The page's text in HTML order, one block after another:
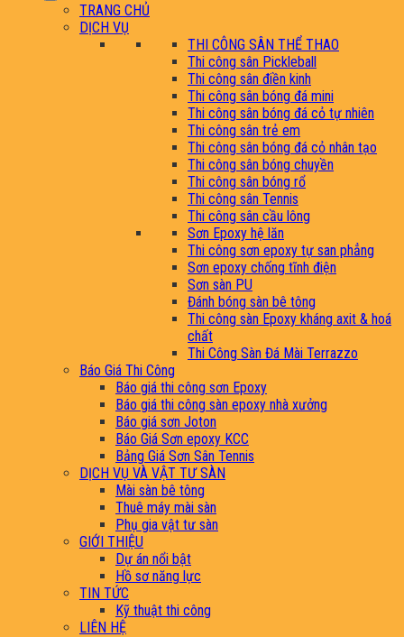
TRANG CHỦ
DỊCH VỤ
THI CÔNG SÂN THỂ THAO
Thi công sân Pickleball
Thi công sân điền kinh
Thi công sân bóng đá mini
Thi công sân bóng đá cỏ tự nhiên
Thi công sân trẻ em
Thi công sân bóng đá cỏ nhân tạo
Thi công sân bóng chuyền
Thi công sân bóng rổ
Thi công sân Tennis
Thi công sân cầu lông
Sơn Epoxy hệ lăn
Thi công sơn epoxy tự san phẳng
Sơn epoxy chống tĩnh điện
Sơn sàn PU
Đánh bóng sàn bê tông
Thi công sàn Epoxy kháng axit & hoá
chất
Thi Công Sàn Đá Mài Terrazzo
Báo Giá Thi Công
Báo giá thi công sơn Epoxy
Báo giá thi công sàn epoxy nhà xưởng
Báo giá sơn Joton
Báo Giá Sơn epoxy KCC
Bảng Giá Sơn Sân Tennis
DỊCH VỤ VÀ VẬT TƯ SÀN
Mài sàn bê tông
Thuê máy mài sàn
Phụ gia vật tư sàn
GIỚI THIỆU
Dự án nổi bật
Hồ sơ năng lực
TIN TỨC
Kỹ thuật thi công
LIÊN HỆ